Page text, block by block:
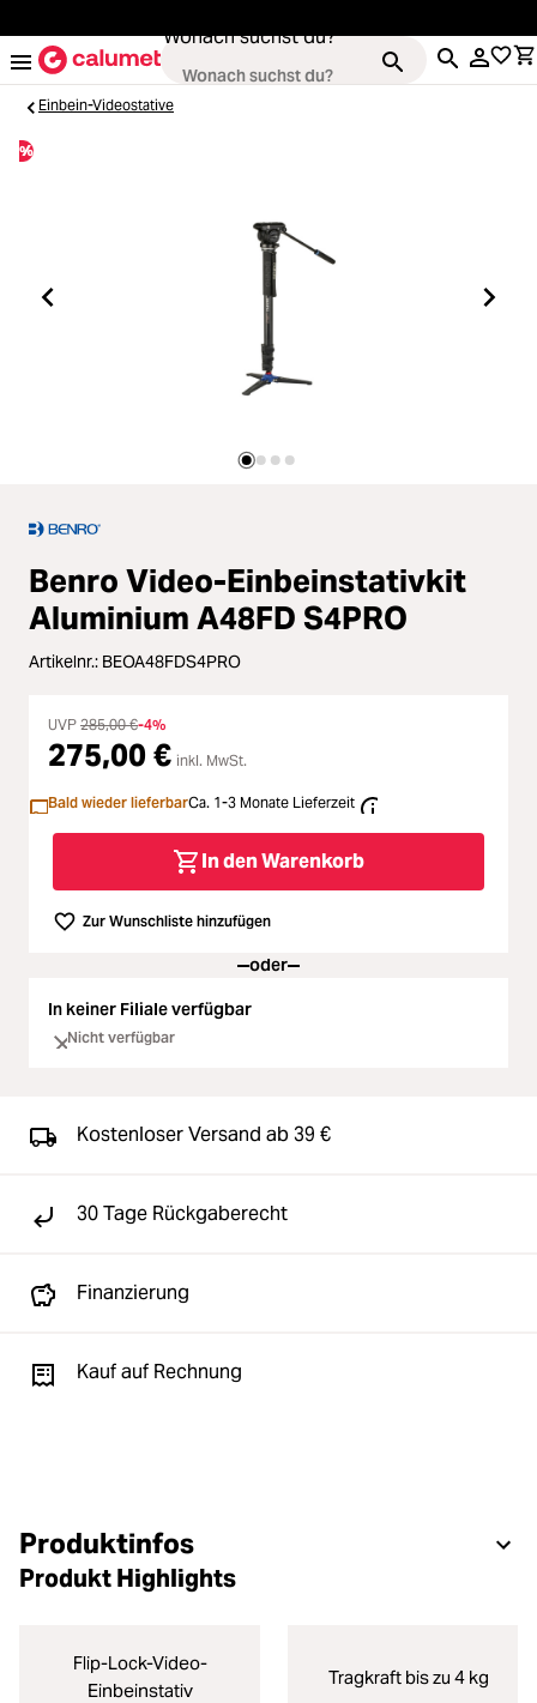
Wonach suchst du?
Loading...
Loading... Video & Drohnen
Stative & Gimbals
Loading... Zubehör
Loading... Licht & Studio
Loading... Bildbearbeitung
Loading... Ferngläser
Loading... Second Hand
Loading... SALE
Loading...
Einbein-Videostative
%
Benro Video-Einbeinstativkit
Aluminium A48FD S4PRO
Artikelnr.: BEOA48FDS4PRO
UVP 285,00 €-4%
275,00 € inkl. MwSt.
Bald wieder lieferbarCa. 1-3 Monate Lieferzeit
In den Warenkorb
Zur Wunschliste hinzufügen
oder
In keiner Filiale verfügbar
Nicht verfügbar
Kostenloser Versand ab 39 €
30 Tage Rückgaberecht
Finanzierung
Kauf auf Rechnung
Produktinfos
Produkt Highlights
Flip-Lock-Video-
Einbeinstativ
Tragkraft bis zu 4 kg